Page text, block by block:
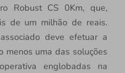
Robust CS 0Km, que,
de um milhão de reais.
deve efetuar a
menos uma das soluções
englobadas na